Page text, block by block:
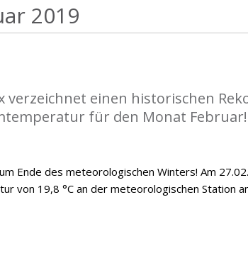
2019
verzeichnet einen historischen
für den Monat Februar!
Ende des meteorologischen Winters! Am
von 19,8 °C an der meteorologischen Station